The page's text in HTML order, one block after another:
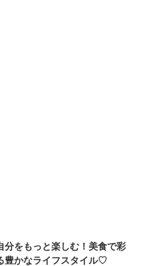
分をもっと楽しむ！美食で彩
豊かなライフスタイル♡